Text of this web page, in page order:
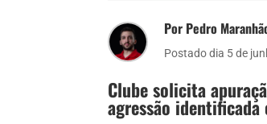
Por Pedro
Postado dia 5 de
Clube solicita
agressão identificada